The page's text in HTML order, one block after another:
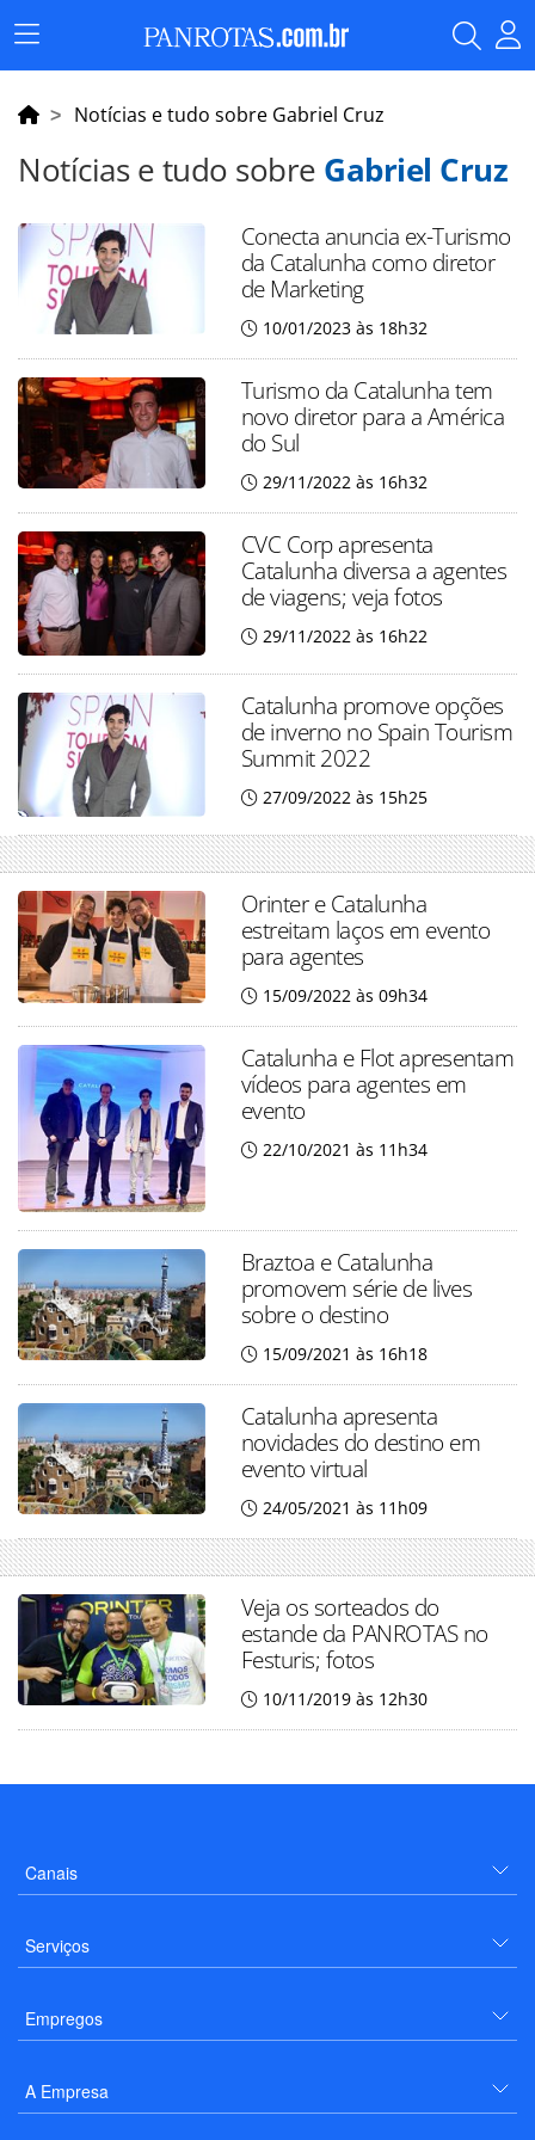
Menu
Principal
Notícias e tudo sobre Gabriel Cruz
Notícias e tudo sobre Gabriel Cruz
Conecta anuncia ex-Turismo
da Catalunha como diretor
de Marketing
10/01/2023 às 18h32
Turismo da Catalunha tem
novo diretor para a América
do Sul
29/11/2022 às 16h32
CVC Corp apresenta
Catalunha diversa a agentes
de viagens; veja fotos
29/11/2022 às 16h22
Catalunha promove opções
de inverno no Spain Tourism
Summit 2022
27/09/2022 às 15h25
Orinter e Catalunha
estreitam laços em evento
para agentes
15/09/2022 às 09h34
Catalunha e Flot apresentam
vídeos para agentes em
evento
22/10/2021 às 11h34
Braztoa e Catalunha
promovem série de lives
sobre o destino
15/09/2021 às 16h18
Catalunha apresenta
novidades do destino em
evento virtual
24/05/2021 às 11h09
Veja os sorteados do
estande da PANROTAS no
Festuris; fotos
10/11/2019 às 12h30
Canais
Serviços
Empregos
A Empresa